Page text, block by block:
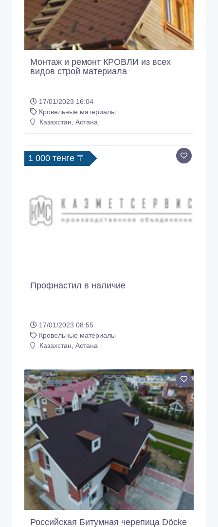
Монтаж и ремонт КРОВЛИ из всех
видов строй материала
17/01/2023 16:04
Кровельные материалы
Казахстан, Астана
1 000 тенге 〒
Профнастил в наличие
17/01/2023 08:55
Кровельные материалы
Казахстан, Астана
Российская Битумная черепица Döcke